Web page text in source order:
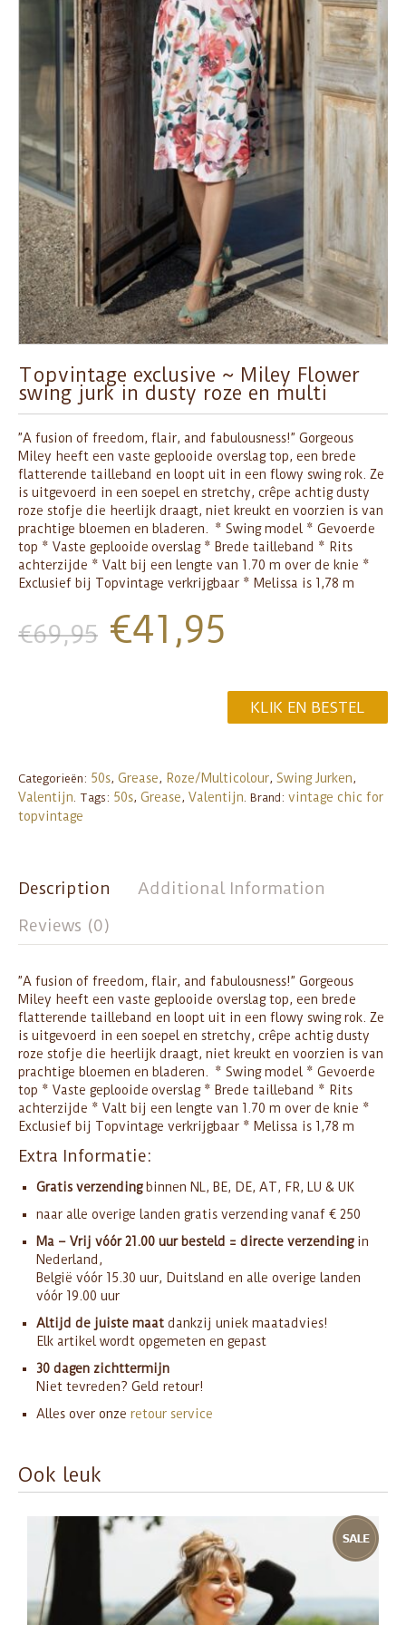
Topvintage exclusive ~ Miley Flower
swing jurk in dusty roze en multi
”A fusion of freedom, flair, and fabulousness!” Gorgeous
Miley heeft een vaste geplooide overslag top, een brede
flatterende tailleband en loopt uit in een flowy swing rok. Ze
is uitgevoerd in een soepel en stretchy, crêpe achtig dusty
roze stofje die heerlijk draagt, niet kreukt en voorzien is van
prachtige bloemen en bladeren. * Swing model * Gevoerde
top * Vaste geplooide overslag * Brede tailleband * Rits
achterzijde * Valt bij een lengte van 1.70 m over de knie *
Exclusief bij Topvintage verkrijgbaar * Melissa is 1,78 m
€69,95 €41,95
KLIK EN BESTEL
Categorieën: 50s, Grease, Roze/Multicolour, Swing Jurken,
Valentijn. Tags: 50s, Grease, Valentijn. Brand: vintage chic for
topvintage
Description
Additional Information
Reviews (0)
”A fusion of freedom, flair, and fabulousness!” Gorgeous
Miley heeft een vaste geplooide overslag top, een brede
flatterende tailleband en loopt uit in een flowy swing rok. Ze
is uitgevoerd in een soepel en stretchy, crêpe achtig dusty
roze stofje die heerlijk draagt, niet kreukt en voorzien is van
prachtige bloemen en bladeren. * Swing model * Gevoerde
top * Vaste geplooide overslag * Brede tailleband * Rits
achterzijde * Valt bij een lengte van 1.70 m over de knie *
Exclusief bij Topvintage verkrijgbaar * Melissa is 1,78 m
Extra Informatie:
Gratis verzendingbinnen NL, BE, DE, AT, FR, LU & UK
naar alle overige landen gratis verzending vanaf € 250
Ma – Vrij vóór 21.00 uur besteld = directe verzendingin
Nederland,
België vóór 15.30 uur, Duitsland en alle overige landen
vóór 19.00 uur
Altijd de juiste maat dankzij uniek maatadvies!
Elk artikel wordt opgemeten en gepast
30 dagen zichttermijn
Niet tevreden? Geld retour!
Alles over onze retour service
Ook leuk